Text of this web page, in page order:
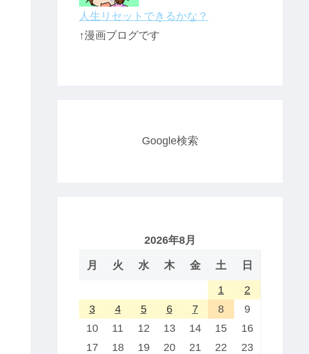
人生リセットできるかな？
↑漫画ブログです
Google検索
2026年8月
月 火 水 木 金 土 日
1
2
3
4 5 6 7 8
9
10
11 12 13 14 15
16
17
18 19 20 21 22
23